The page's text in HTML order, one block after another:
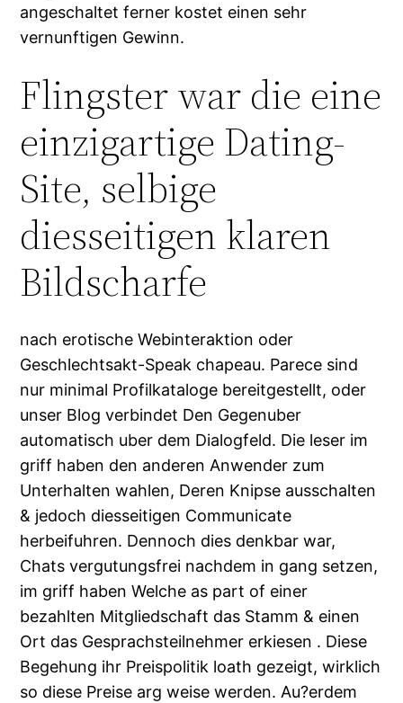
angeschaltet ferner kostet einen sehr
vernunftigen Gewinn.
Flingster war die eine
einzigartige Dating-
Site, selbige
diesseitigen klaren
Bildscharfe
nach erotische Webinteraktion oder
Geschlechtsakt-Speak chapeau. Parece sind
nur minimal Profilkataloge bereitgestellt, oder
unser Blog verbindet Den Gegenuber
automatisch uber dem Dialogfeld. Die leser im
griff haben den anderen Anwender zum
Unterhalten wahlen, Deren Knipse ausschalten
& jedoch diesseitigen Communicate
herbeifuhren. Dennoch dies denkbar war,
Chats vergutungsfrei nachdem in gang setzen,
im griff haben Welche as part of einer
bezahlten Mitgliedschaft das Stamm & einen
Ort das Gesprachsteilnehmer erkiesen . Diese
Begehung ihr Preispolitik loath gezeigt, wirklich
so diese Preise arg weise werden. Au?erdem